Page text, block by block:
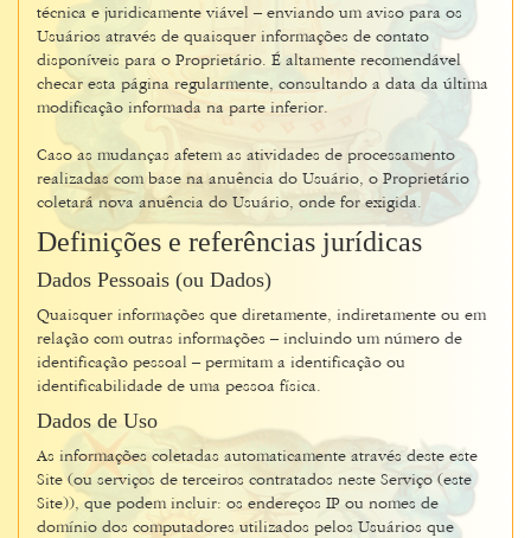
técnica e juridicamente viável – enviando um aviso para os
Usuários através de quaisquer informações de contato
disponíveis para o Proprietário. É altamente recomendável
checar esta página regularmente, consultando a data da última
modificação informada na parte inferior.
Caso as mudanças afetem as atividades de processamento
realizadas com base na anuência do Usuário, o Proprietário
coletará nova anuência do Usuário, onde for exigida.
Definições e referências jurídicas
Dados Pessoais (ou Dados)
Quaisquer informações que diretamente, indiretamente ou em
relação com outras informações – incluindo um número de
identificação pessoal – permitam a identificação ou
identificabilidade de uma pessoa física.
Dados de Uso
As informações coletadas automaticamente através deste este
Site (ou serviços de terceiros contratados neste Serviço (este
Site)), que podem incluir: os endereços IP ou nomes de
domínio dos computadores utilizados pelos Usuários que